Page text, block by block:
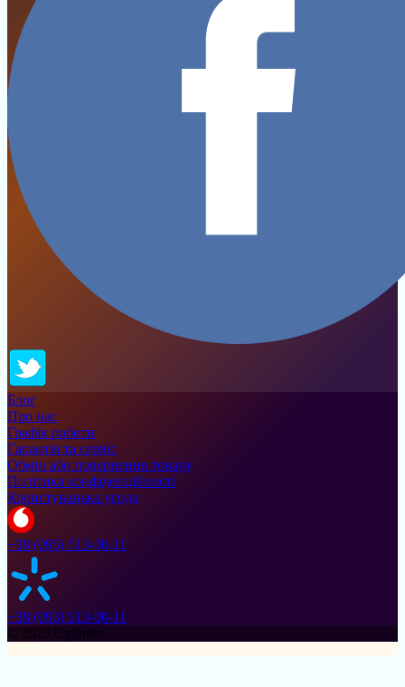
Блог
Про нас
Графік роботи
Гарантія та сервіс
Обмін або повернення товару
Політика конфіденційності
Користувацька угода
+38 (095) 513-00-11
+38 (093) 513-00-11
© 2025 Cylinder